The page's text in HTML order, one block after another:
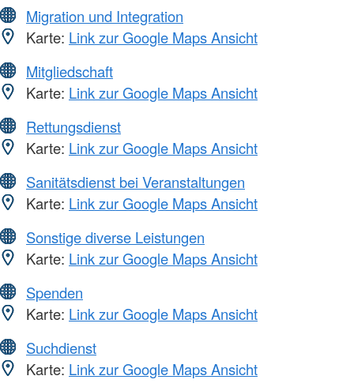
Migration und Integration
Karte: Link zur Google Maps Ansicht
Mitgliedschaft
Karte: Link zur Google Maps Ansicht
Rettungsdienst
Karte: Link zur Google Maps Ansicht
Sanitätsdienst bei Veranstaltungen
Karte: Link zur Google Maps Ansicht
Sonstige diverse Leistungen
Karte: Link zur Google Maps Ansicht
Spenden
Karte: Link zur Google Maps Ansicht
Suchdienst
Karte: Link zur Google Maps Ansicht